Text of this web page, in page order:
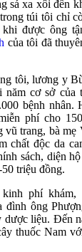
sá xa xôi đến
túi tôi chỉ
được ông
của tôi đã
tôi, lương y
năm cơ sở của
bệnh nhân.
phí cho
trang, bà mẹ
chất độc da
sách, diện
triệu đồng.
phí khám,
đình ông
dược liệu. Đến
thuốc Nam